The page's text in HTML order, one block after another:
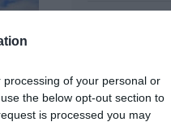
of your personal or
the below opt-out section to
is processed you may